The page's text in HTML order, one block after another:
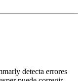
detecta errores